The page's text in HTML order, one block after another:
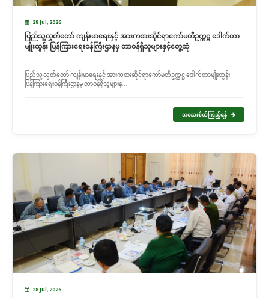
28 Jul, 2026
ပြည်သူ့လွှတ်တော် ကျန်းမာရေးနှင့် အားကစားဆိုင်ရာကော်မတီဥက္ကဋ္ဌ ဒေါက်တာ
မျိုးထွန်း ပြန်ကြားရေးဝန်ကြီးဌာနမှ တာဝန်ရှိသူများနှင့်တွေ့ဆုံ
ပြည်သူ့လွှတ်တော် ကျန်းမာရေးနှင့် အားကစားဆိုင်ရာကော်မတီဥက္ကဋ္ဌ ဒေါက်တာမျိုးထွန်း
ပြန်ကြားရေးဝန်ကြီးဌာနမှ တာဝန်ရှိသူများန...
အသေးစိတ်ကြည့်ရန်
28 Jul, 2026